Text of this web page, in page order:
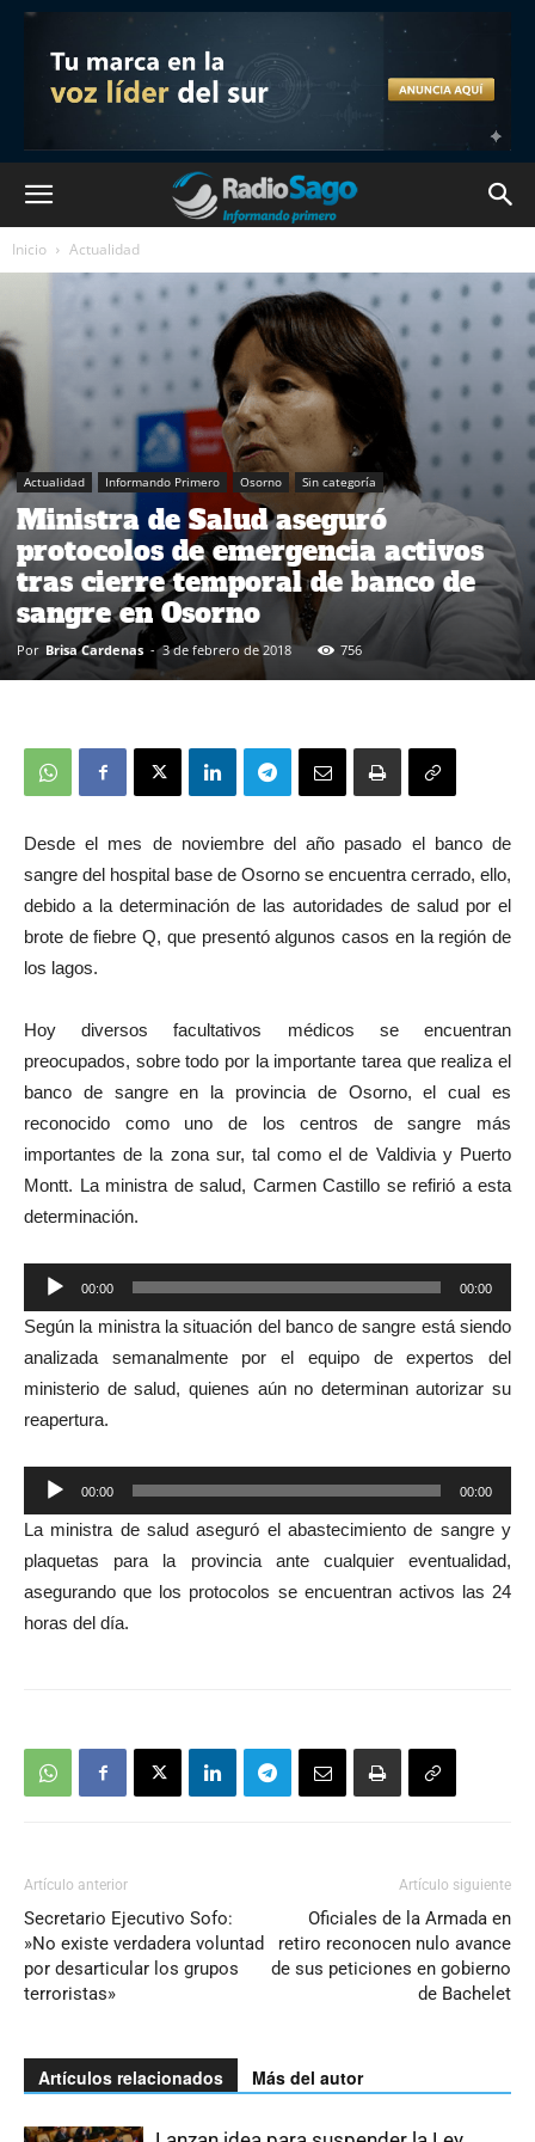
Inicio Actualidad
Actualidad Informando Primero Osorno Sin categoría
Ministra de Salud aseguró
protocolos de emergencia activos
tras cierre temporal de banco de
sangre en Osorno
Por Brisa Cardenas - 3 de febrero de 2018 756
Desde el mes de noviembre del año pasado el banco de
sangre del hospital base de Osorno se encuentra cerrado, ello,
debido a la determinación de las autoridades de salud por el
brote de fiebre Q, que presentó algunos casos en la región de
los lagos.
Hoy diversos facultativos médicos se encuentran
preocupados, sobre todo por la importante tarea que realiza el
banco de sangre en la provincia de Osorno, el cual es
reconocido como uno de los centros de sangre más
importantes de la zona sur, tal como el de Valdivia y Puerto
Montt. La ministra de salud, Carmen Castillo se refirió a esta
determinación.
Reproductor
de
audio
00:00 00:00
Según la ministra la situación del banco de sangre está siendo
analizada semanalmente por el equipo de expertos del
ministerio de salud, quienes aún no determinan autorizar su
reapertura.
Reproductor
de
audio
00:00 00:00
La ministra de salud aseguró el abastecimiento de sangre y
plaquetas para la provincia ante cualquier eventualidad,
asegurando que los protocolos se encuentran activos las 24
horas del día.
Artículo anterior
Secretario Ejecutivo Sofo:
»No existe verdadera voluntad
por desarticular los grupos
terroristas»
Artículo siguiente
Oficiales de la Armada en
retiro reconocen nulo avance
de sus peticiones en gobierno
de Bachelet
Artículos relacionados Más del autor